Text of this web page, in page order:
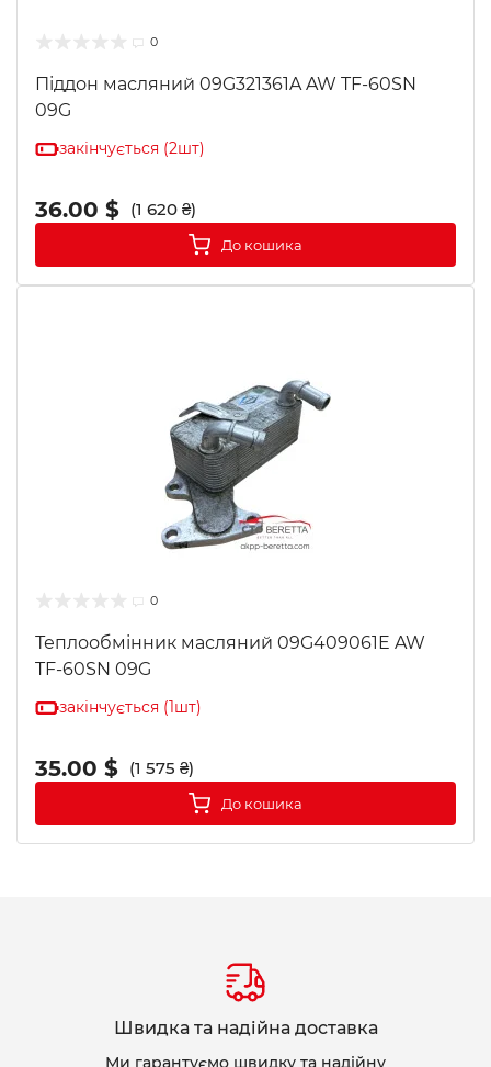
0
Піддон масляний 09G321361A AW TF-60SN
09G
закінчується (2шт)
36.00 $ (1 620 ₴)
До кошика
0
Теплообмінник масляний 09G409061E AW
TF-60SN 09G
закінчується (1шт)
35.00 $ (1 575 ₴)
До кошика
Швидка та надійна доставка
Ми гарантуємо швидку та надійну